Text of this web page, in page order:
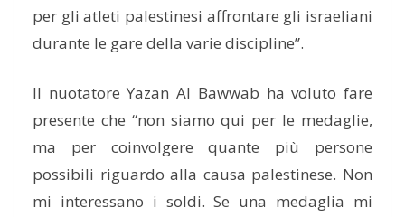
per gli atleti palestinesi affrontare gli israeliani
durante le gare della varie discipline”.
Il nuotatore Yazan Al Bawwab ha voluto fare
presente che “non siamo qui per le medaglie,
ma per coinvolgere quante più persone
possibili riguardo alla causa palestinese. Non
mi interessano i soldi. Se una medaglia mi